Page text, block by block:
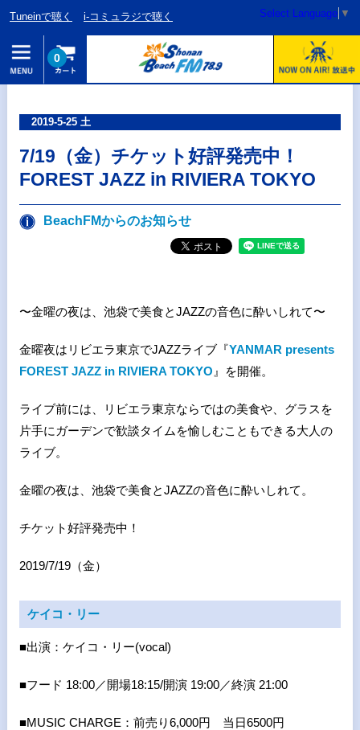
Tuneinで聴く i-コミュラジで聴く Select Language ▼
0
2019-5-25 土
7/19（金）チケット好評発売中！
FOREST JAZZ in RIVIERA TOKYO
BeachFMからのお知らせ
〜金曜の夜は、池袋で美食とJAZZの音色に酔いしれて〜
金曜夜はリビエラ東京でJAZZライブ『YANMAR presents
FOREST JAZZ in RIVIERA TOKYO 』を開催。
ライブ前には、リビエラ東京ならではの美食や、グラスを
片手にガーデンで歓談タイムを愉しむこともできる大人の
ライブ。
金曜の夜は、池袋で美食とJAZZの音色に酔いしれて。
チケット好評発売中！
2019/7/19（金）
ケイコ・リー
■出演：ケイコ・リー(vocal)
■フード 18:00／開場18:15/開演 19:00／終演 21:00
■MUSIC CHARGE： 前売り6,000円 当日6500円